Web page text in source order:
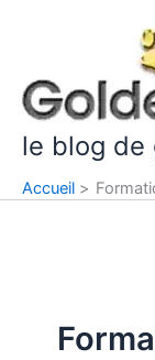
le blog de
Accueil